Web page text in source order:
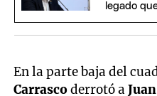
legado
En la parte baja del
Carrascoderrotó a